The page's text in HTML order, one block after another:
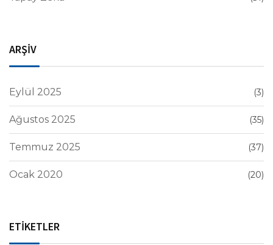
ARŞİV
Eylül 2025 (3)
Ağustos 2025 (35)
Temmuz 2025 (37)
Ocak 2020 (20)
ETİKETLER